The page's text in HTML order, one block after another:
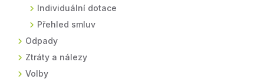
Individuální dotace
Přehled smluv
Odpady
Ztráty a nálezy
Volby